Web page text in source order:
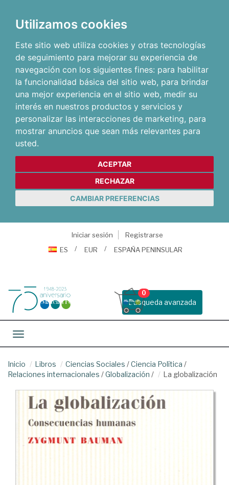
Utilizamos cookies
Este sitio web utiliza cookies y otras tecnologías
de seguimiento para mejorar su experiencia de
navegación con los siguientes fines: para habilitar
la funcionalidad básica del sitio web, para brindar
una mejor experiencia en el sitio web, medir su
interés en nuestros productos y servicios y
personalizar las interacciones de marketing, para
mostrar anuncios que sean más relevantes para
usted.
ACEPTAR
RECHAZAR
CAMBIAR PREFERENCIAS
Iniciar sesión
Registrarse
ES
EUR ESPAÑA PENINSULAR
Busqueda avanzada
0
Toggle navigation
Inicio Libros Ciencias Sociales /Ciencia Política /
Relaciones internacionales /Globalización / La globalización